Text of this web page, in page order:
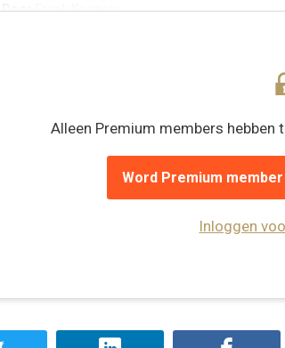
DoorFrank Knopers
Alleen Premium members
Word Premium
Inloggen